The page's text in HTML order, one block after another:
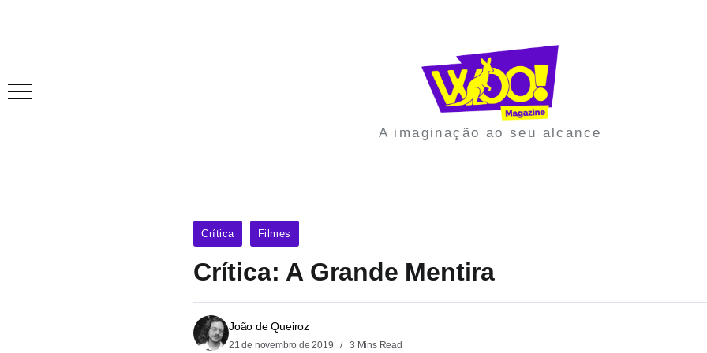
A imaginação ao seu alcance
Crítica Filmes
Crítica: A Grande Mentira
João de Queiroz
21 de novembro de 2019 3 Mins Read